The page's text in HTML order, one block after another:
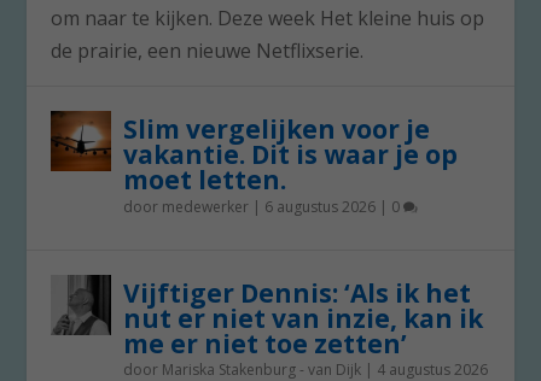
om naar te kijken. Deze week Het kleine huis op
de prairie, een nieuwe Netflixserie.
Slim vergelijken voor je
vakantie. Dit is waar je op
moet letten.
door medewerker | 6 augustus 2026 | 0
Vijftiger Dennis: ‘Als ik het
nut er niet van inzie, kan ik
me er niet toe zetten’
door Mariska Stakenburg - van Dijk | 4 augustus 2026